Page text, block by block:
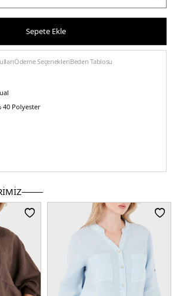
Sepete Ekle
Ödeme SeçenekleriBeden Tablosu
40 Polyester
cm / Göğüs : 80 cm / Bel : 60 cm / Basen : 89 cm /